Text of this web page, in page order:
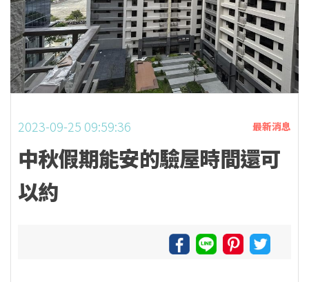
2023-09-25 09:59:36 最新消息
中秋假期能安的驗屋時間還可
以約